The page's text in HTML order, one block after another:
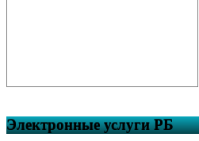
Электронные услуги РБ